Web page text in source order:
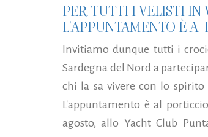
PER TUTTI I VELISTI IN
L'APPUNTAMENTO È A
Invitiamo dunque tutti i
Sardegna del Nord a
chi la sa vivere con lo
L'appuntamento è al
agosto, allo Yacht Club